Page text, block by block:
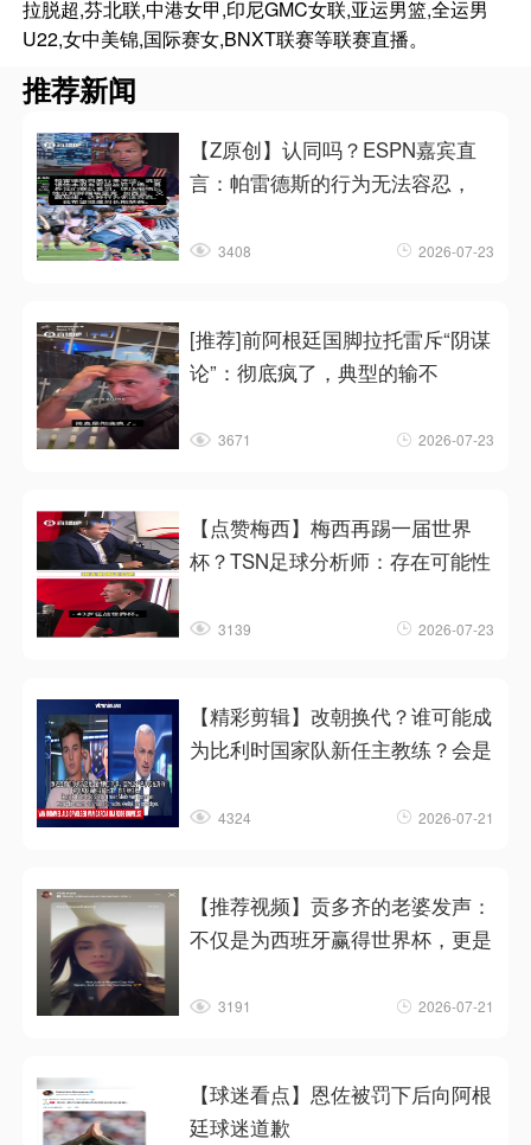
拉脱超,芬北联,中港女甲,印尼GMC女联,亚运男篮,全运男
U22,女中美锦,国际赛女,BNXT联赛等联赛直播。
推荐新闻
【Z原创】认同吗？ESPN嘉宾直
言：帕雷德斯的行为无法容忍，
3408 2026-07-23
[推荐]前阿根廷国脚拉托雷斥“阴谋
论”：彻底疯了，典型的输不
3671 2026-07-23
【点赞梅西】梅西再踢一届世界
杯？TSN足球分析师：存在可能性
3139 2026-07-23
【精彩剪辑】改朝换代？谁可能成
为比利时国家队新任主教练？会是
4324 2026-07-21
【推荐视频】贡多齐的老婆发声：
不仅是为西班牙赢得世界杯，更是
3191 2026-07-21
【球迷看点】恩佐被罚下后向阿根
廷球迷道歉